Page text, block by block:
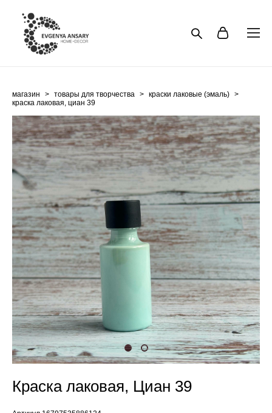
магазин > товары для творчества > краски лаковые (эмаль) >
краска лаковая, циан 39
Краска лаковая, Циан 39